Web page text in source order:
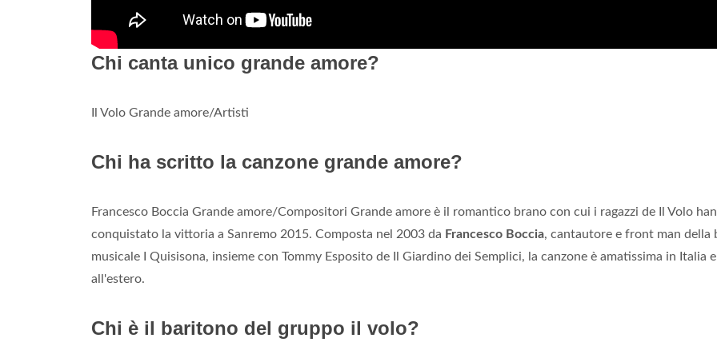
Chi canta unico grande amore?
Il Volo Grande amore/Artisti
Chi ha scritto la canzone grande amore?
Francesco Boccia Grande amore/Compositori Grande amore è il romantico brano con cui i ragazzi de Il Volo
conquistato la vittoria a Sanremo 2015. Composta nel 2003 da Francesco Boccia, cantautore e front man della
musicale I Quisisona, insieme con Tommy Esposito de Il Giardino dei Semplici, la canzone è amatissima in Italia e
all'estero.
Chi è il baritono del gruppo il volo?